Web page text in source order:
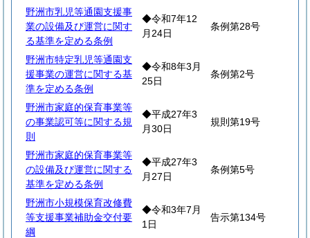
野洲市乳児等通園支援事
業の設備及び運営に関す
る基準を定める条例
◆令和7年12
月24日
条例第28号
野洲市特定乳児等通園支
援事業の運営に関する基
準を定める条例
◆令和8年3月
25日
条例第2号
野洲市家庭的保育事業等
の事業認可等に関する規
則
◆平成27年3
月30日
規則第19号
野洲市家庭的保育事業等
の設備及び運営に関する
基準を定める条例
◆平成27年3
月27日
条例第5号
野洲市小規模保育改修費
等支援事業補助金交付要
綱
◆令和3年7月
1日
告示第134号